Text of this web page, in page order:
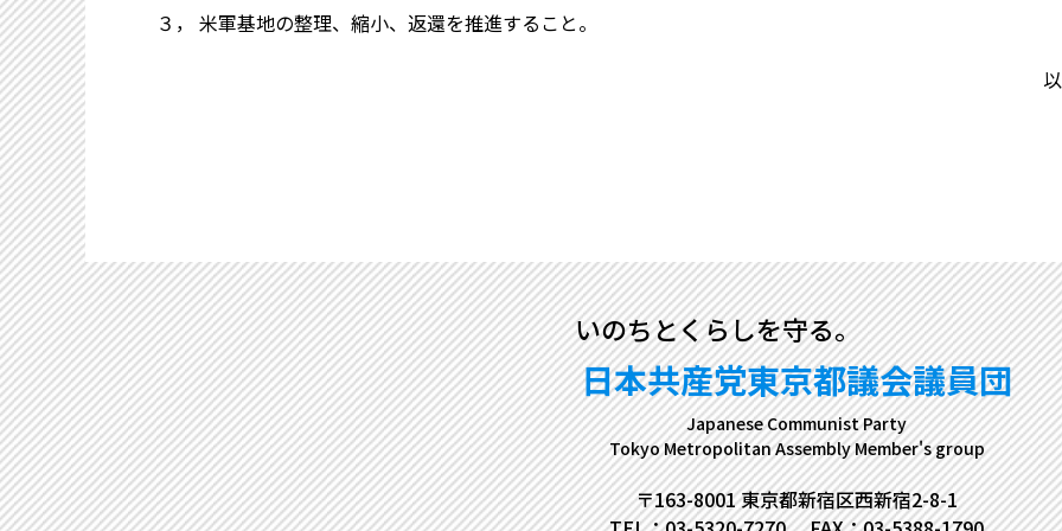
３， 米軍基地の整理、縮小、返還を推進すること。
いのちとくらしを守る。
日本共産党東京都議会議員団
Japanese Communist Party
Tokyo Metropolitan Assembly Member's group
〒163-8001 東京都新宿区西新宿2-8-1